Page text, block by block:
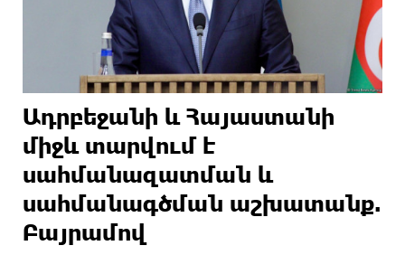
Ադրբեջանի և Հայաստանի
միջև տարվում է
սահմանազատման և
սահմանագծման աշխատանք.
Բայրամով